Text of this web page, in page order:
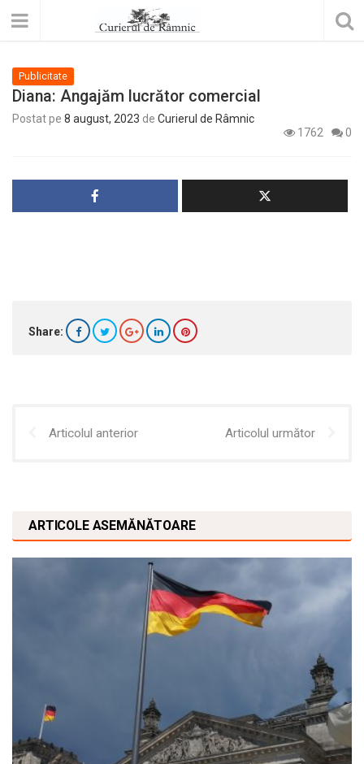
Publicitate
Diana: Angajăm lucrător comercial
Postat pe 8 august, 2023 de Curierul de Râmnic
1762
0
Share:
Articolul anterior Articolul următor
ARTICOLE ASEMĂNĂTOARE